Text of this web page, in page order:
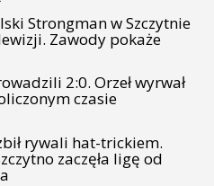
Strongman w Szczytnie
Zawody pokaże
2:0. Orzeł wyrwał
czasie
rywali hat-trickiem.
zaczęła ligę od